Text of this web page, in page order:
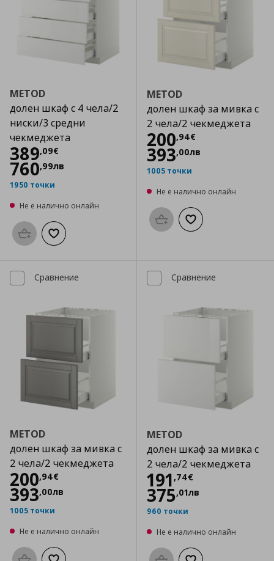
METOD
долен шкаф с 4 чела/2
ниски/3 средни
чекмеджета
389,09€
Цена
760,99лв
1950 точки
Не е налично онлайн
Προσθήκη στο καλάθι
Добави към списъка с любими
METOD
долен шкаф за мивка с
2 чела/2 чекмеджета
200,94€
Цена
393,00лв
1005 точки
Не е налично онлайн
Προσθήκη στο καλάθι
Добави към
Сравнение
METOD
долен шкаф за мивка с
2 чела/2 чекмеджета
200,94€
Цена
393,00лв
1005 точки
Не е налично онлайн
Сравнение
METOD
долен шкаф за мивка с
2 чела/2 чекмеджета
191 ,74€
Цена
375,01лв
960 точки
Не е налично онлайн